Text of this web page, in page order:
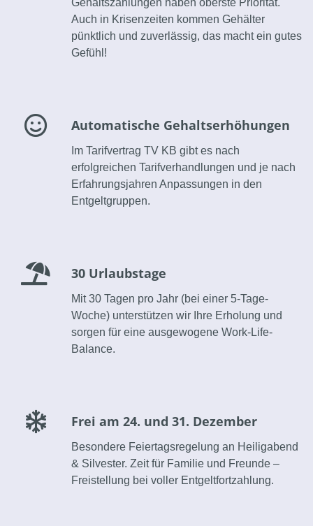
Auch in Krisenzeiten kommen Gehälter
pünktlich und zuverlässig, das macht ein gutes
Gefühl!
Automatische Gehaltserhöhungen
Im Tarifvertrag TV KB gibt es nach
erfolgreichen Tarifverhandlungen und je nach
Erfahrungsjahren Anpassungen in den
Entgeltgruppen.
30 Urlaubstage
Mit 30 Tagen pro Jahr (bei einer 5-Tage-
Woche) unterstützen wir Ihre Erholung und
sorgen für eine ausgewogene Work-Life-
Balance.
Frei am 24. und 31. Dezember
Besondere Feiertagsregelung an Heiligabend
& Silvester. Zeit für Familie und Freunde –
Freistellung bei voller Entgeltfortzahlung.